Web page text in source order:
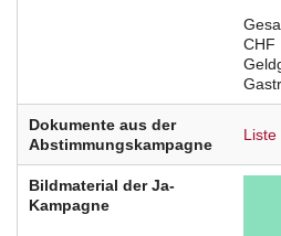
CHF
Dokumente aus der
Abstimmungskampagne
Liste
Bildmaterial der Ja-
Kampagne